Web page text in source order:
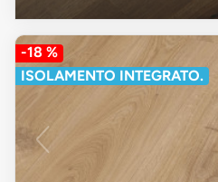
-18 %
ISOLAMENTO INTEGRATO.